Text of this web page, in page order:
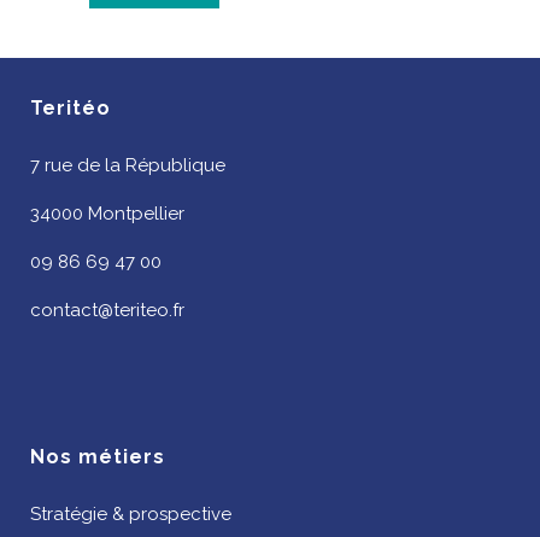
Teritéo
7 rue de la République
34000 Montpellier
09 86 69 47 00
contact@teriteo.fr
Nos métiers
Stratégie & prospective